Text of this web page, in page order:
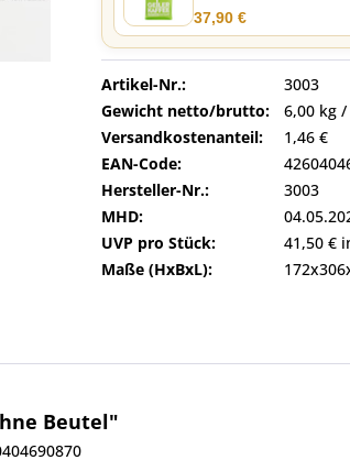
37,90 €
Artikel-Nr.:
3003
Gewicht netto/brutto:
6,00 kg
Versandkostenanteil:
1,46 €
EAN-Code:
Hersteller-Nr.:
3003
MHD:
UVP pro Stück:
41,50 €
Maße (HxBxL):
Beutel"